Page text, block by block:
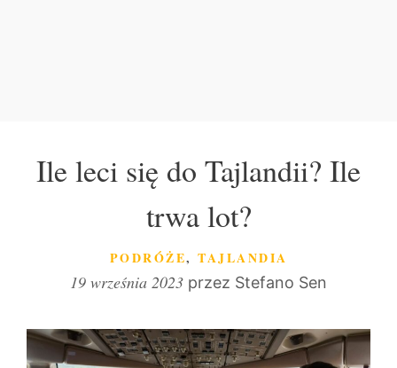
Ile leci się do Tajlandii? Ile
trwa lot?
KATEGORIE
PODRÓŻE, TAJLANDIA
19 września 2023 przez Stefano Sen